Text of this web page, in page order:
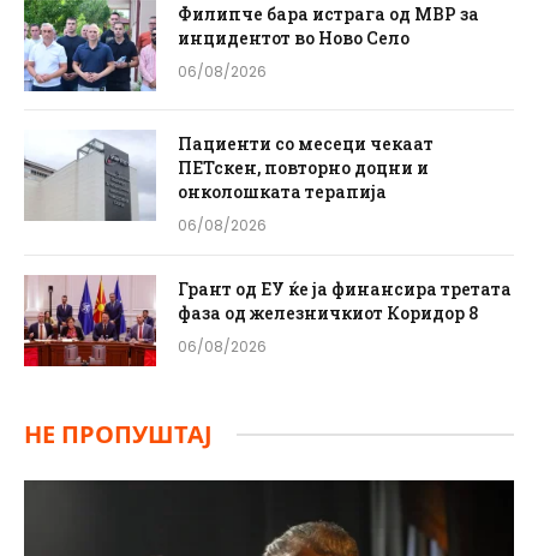
Филипче бара истрага од МВР за
инцидентот во Ново Село
06/08/2026
Пациенти со месеци чекаат
ПЕТскен, повторно доцни и
онколошката терапија
06/08/2026
Грант од ЕУ ќе ја финансира третата
фаза од железничкиот Коридор 8
06/08/2026
НЕ ПРОПУШТАЈ